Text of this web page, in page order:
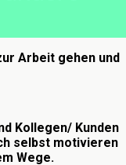
Arbeit gehen und
Kollegen/ Kunden
selbst motivieren
Wege.